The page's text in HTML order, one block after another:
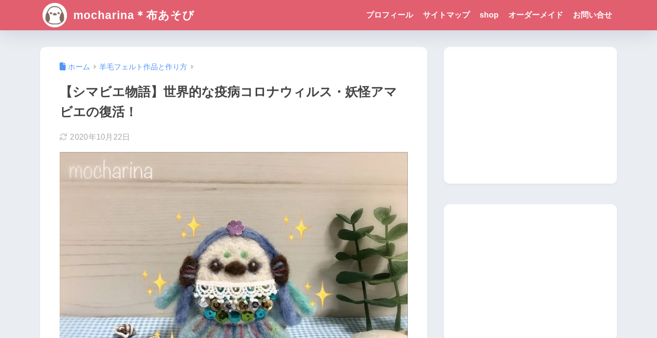
mocharina＊布あそび プロフィール サイトマップ shop オーダーメイド お問い合せ
ホーム 羊毛フェルト作品と作り方
【シマビエ物語】世界的な疫病コロナウィルス・妖怪アマ
ビエの復活！
2020年10月22日